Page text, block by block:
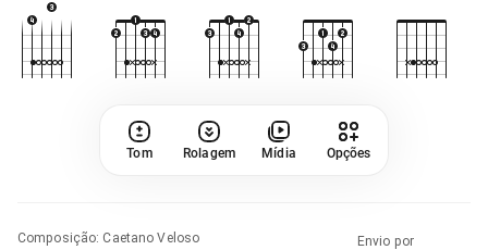
Tom Rolagem Mídia Opções
Composição: Caetano Veloso
Envio por